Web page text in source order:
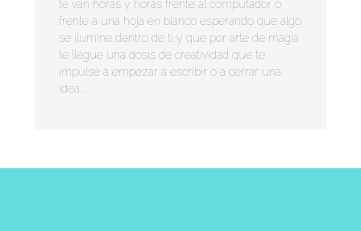
te van horas y horas frente al computador o
frente a una hoja en blanco esperando que algo
se ilumine dentro de ti y que por arte de magia
te llegue una dosis de creatividad que te
impulse a empezar a escribir o a cerrar una
idea...